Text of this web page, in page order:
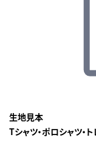
生地見本
Tシャツ・ポロシャツ・